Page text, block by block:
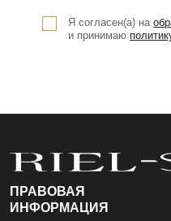
Я согласен(а) на
и принимаю
ПРАВОВАЯ
ИНФОРМАЦИЯ